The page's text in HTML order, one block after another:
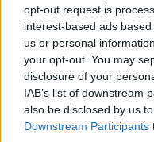
opt-out request is
interest-based ads
us or personal
your opt-out. You may
disclosure of your
IAB’s list of downstream
also be disclosed by us
Downstream Participants